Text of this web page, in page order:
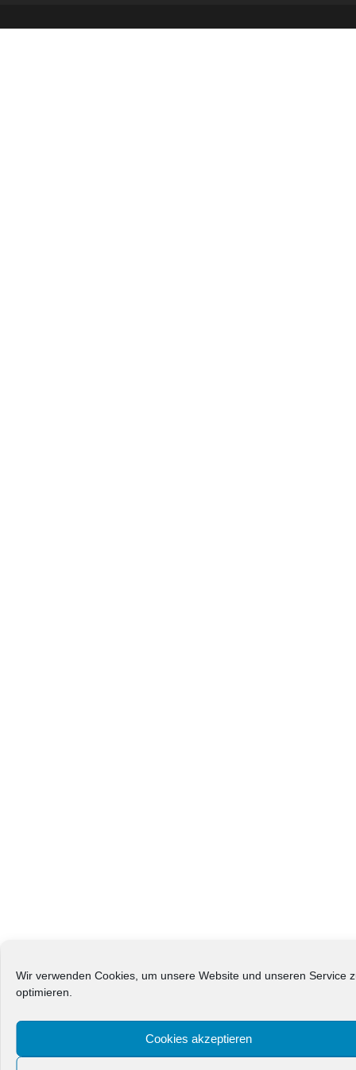
Wir verwenden Cookies, um unsere Website und unseren Service
optimieren.
Cookies akzeptieren
42